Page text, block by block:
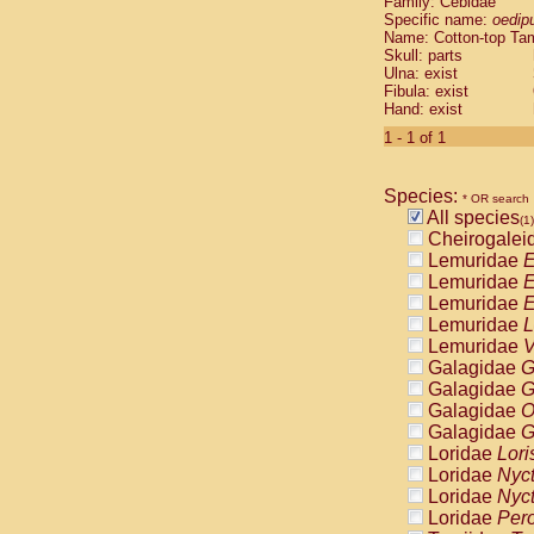
Cebidae
Cebidae
Cebidae
Cebidae
Cebidae
Cebidae
Cebidae
Cebidae
Cebidae
Cebidae
Cebidae
Cebidae
Atelidae
Atelidae
Atelidae
Atelidae
Atelidae
Atelidae
Atelidae
Atelidae
Atelidae
Atelidae
Pitheciidae
Specific name:
Name: Cotton-top
Skull: parts
Ulna: exist
Fibula: exist
Hand: exist
1 - 1 of 1
Species: * OR search
All species(1)
Lemuridae
Lemuridae
Lemuridae
Lemuridae
Lemuridae
Galagidae
Galagidae
Galagidae
Galagidae
Loridae
Loridae
Loridae
Loridae